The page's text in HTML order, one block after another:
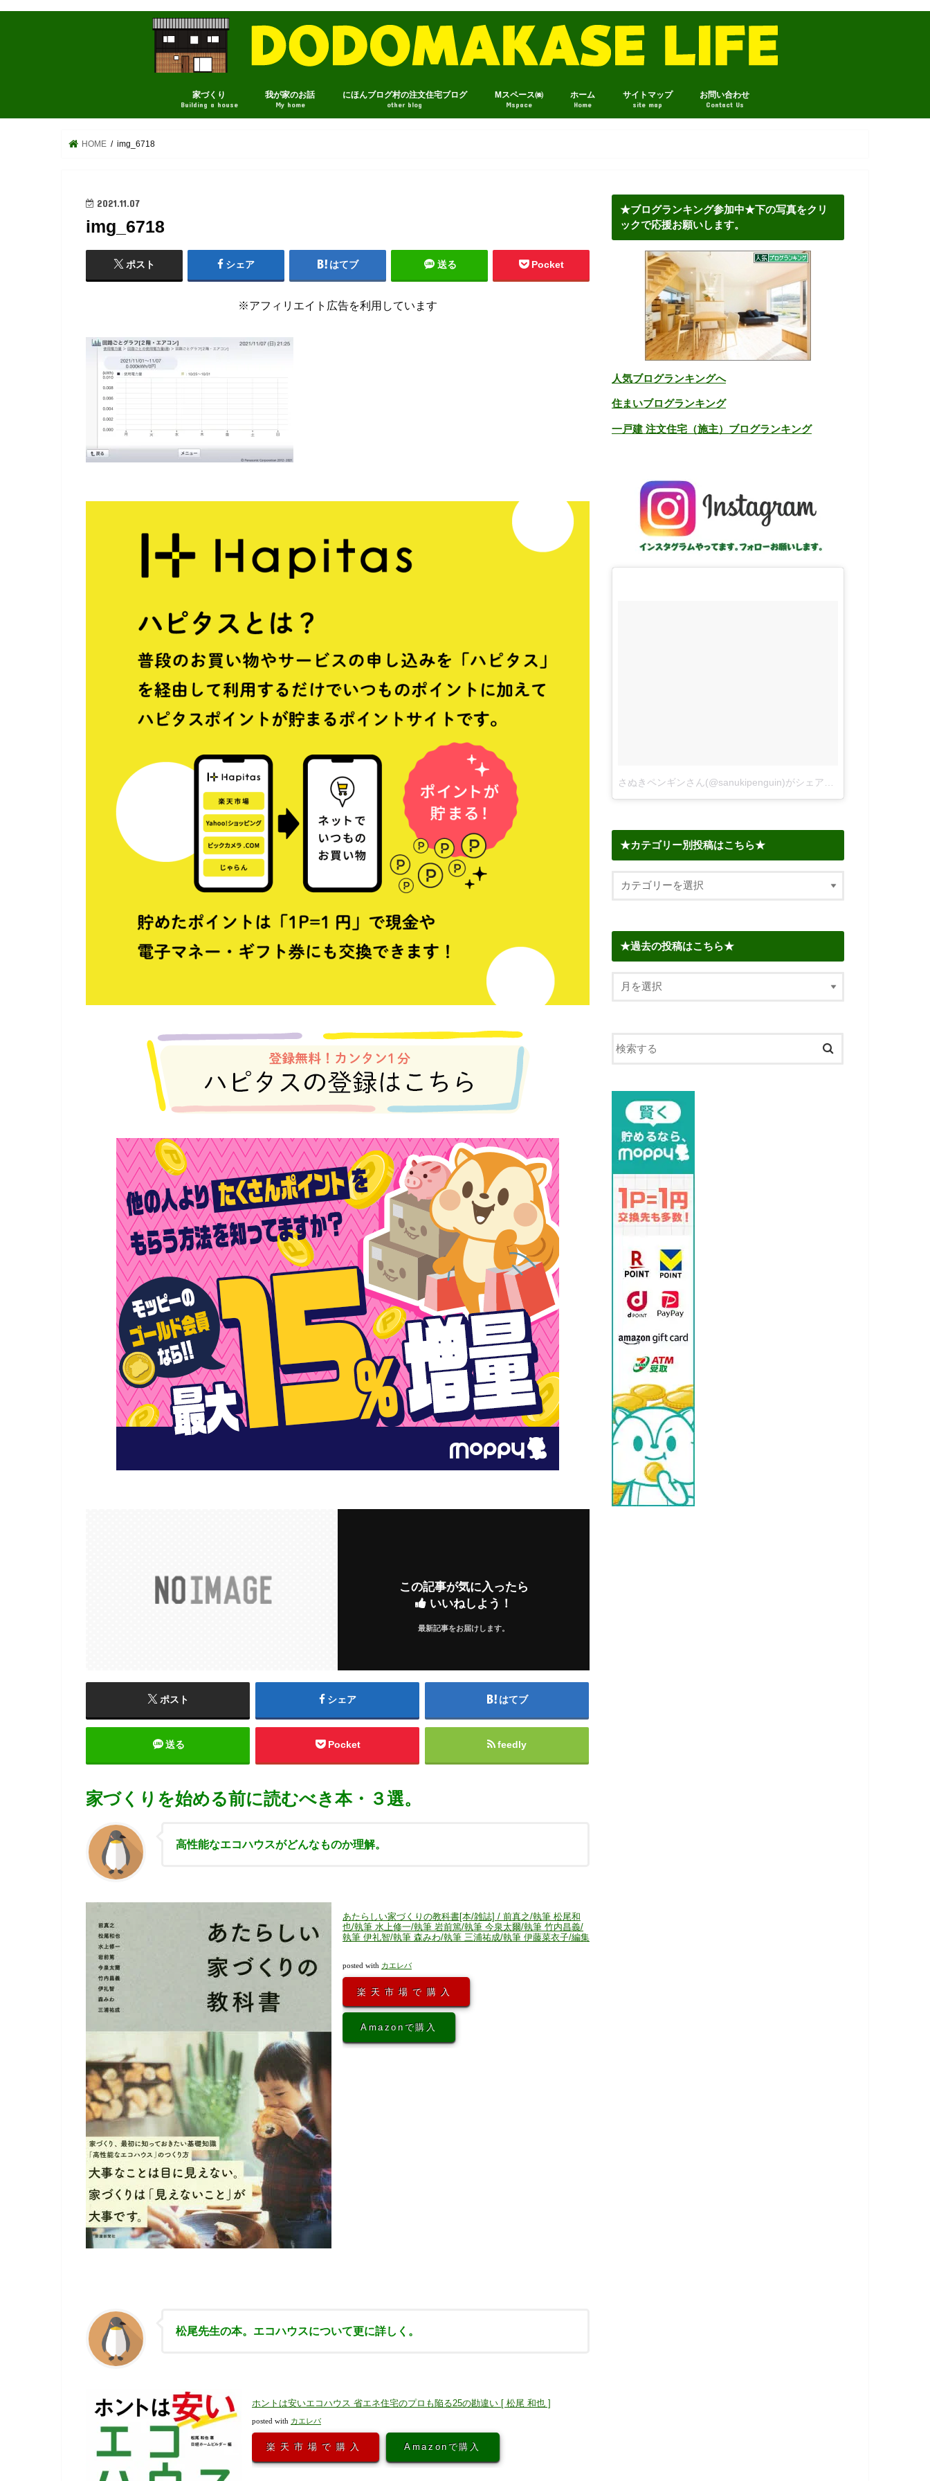
家づくり
Building a house
我が家のお話
My home
にほんブログ村の注文住宅ブログ
other blog
Mスペース㈱
Mspace
ホーム
Home
サイトマップ
site map
お問い合わせ
Contact Us
HOME img_6718
2021.11.07
img_6718
ポスト シェア はてブ 送る Pocket
※アフィリエイト広告を利用しています
この記事が気に入ったら
いいねしよう！
最新記事をお届けします。
ポスト シェア はてブ
送る Pocket feedly
家づくりを始める前に読むべき本・３選。
高性能なエコハウスがどんなものか理解。
あたらしい家づくりの教科書[本/雑誌] / 前真之/執筆 松尾和
也/執筆 水上修一/執筆 岩前篤/執筆 今泉太爾/執筆 竹内昌義/
執筆 伊礼智/執筆 森みわ/執筆 三浦祐成/執筆 伊藤菜衣子/編集
posted with カエレバ
楽天市場で購入
Amazonで購入
松尾先生の本。エコハウスについて更に詳しく。
ホントは安いエコハウス 省エネ住宅のプロも陥る25の勘違い [ 松尾 和也 ]
posted with カエレバ
楽天市場で購入 Amazonで購入
★ブログランキング参加中★下の写真をクリ
ックで応援お願いします。
人気ブログランキングへ
住まいブログランキング
一戸建 注文住宅（施主）ブログランキング
★カテゴリー別投稿はこちら★
★過去の投稿はこちら★